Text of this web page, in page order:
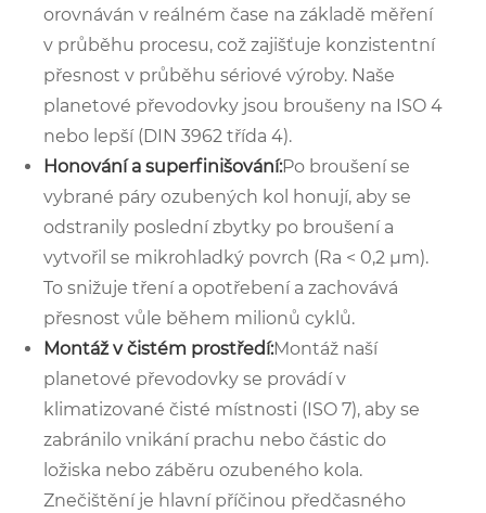
orovnáván v reálném čase na základě měření
v průběhu procesu, což zajišťuje konzistentní
přesnost v průběhu sériové výroby. Naše
planetové převodovky jsou broušeny na ISO 4
nebo lepší (DIN 3962 třída 4).
Honování a superfinišování:Po broušení se
vybrané páry ozubených kol honují, aby se
odstranily poslední zbytky po broušení a
vytvořil se mikrohladký povrch (Ra < 0,2 µm).
To snižuje tření a opotřebení a zachovává
přesnost vůle během milionů cyklů.
Montáž v čistém prostředí:Montáž naší
planetové převodovky se provádí v
klimatizované čisté místnosti (ISO 7), aby se
zabránilo vnikání prachu nebo částic do
ložiska nebo záběru ozubeného kola.
Znečištění je hlavní příčinou předčasného